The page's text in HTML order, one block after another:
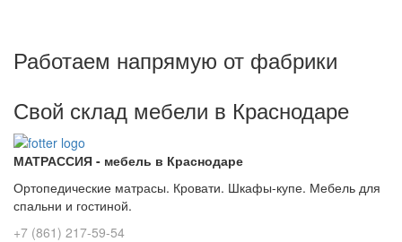
Работаем напрямую от фабрики
Свой склад мебели в Краснодаре
МАТРАССИЯ - мебель в Краснодаре
Ортопедические матрасы. Кровати. Шкафы-купе. Мебель для
спальни и гостиной.
+7 (861) 217-59-54